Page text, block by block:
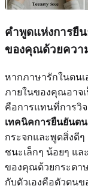
คำพูดแห่งการยื
ของคุณด้วยควา
หากภาษารักในตน
ภายในของคุณอาจ
คือการแทนที่การวิ
เทคนิคการยืนยันตน
กระจกและพูดสิ่งดีๆ
ชนะเล็กๆ น้อยๆ แ
ของคุณด้วยกระดา
กับตัวเองคือตัวตน